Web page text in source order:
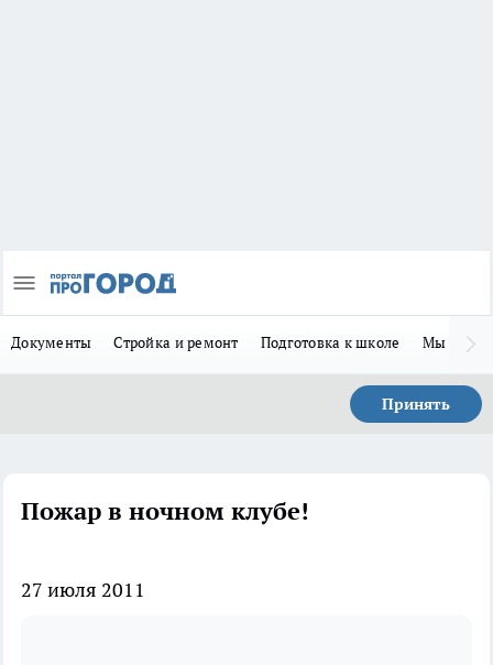
Документы Стройка и ремонт Подготовка к школе Мы в MAX
Принять
Пожар в ночном клубе!
27 июля 2011